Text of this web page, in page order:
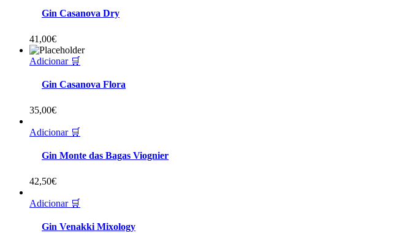
Gin Casanova Dry
41,00€
Adicionar 🛒
Gin Casanova Flora
35,00€
Adicionar 🛒
Gin Monte das Bagas Viognier
42,50€
Adicionar 🛒
Gin Venakki Mixology